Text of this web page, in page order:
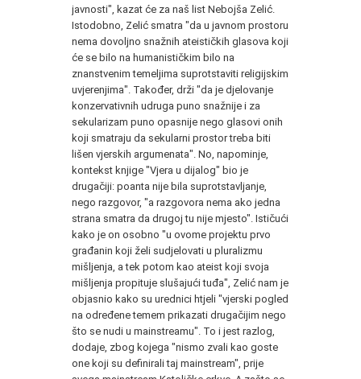
javnosti", kazat će za naš list Nebojša Zelić.
Istodobno, Zelić smatra "da u javnom prostoru
nema dovoljno snažnih ateističkih glasova koji
će se bilo na humanističkim bilo na
znanstvenim temeljima suprotstaviti religijskim
uvjerenjima". Također, drži "da je djelovanje
konzervativnih udruga puno snažnije i za
sekularizam puno opasnije nego glasovi onih
koji smatraju da sekularni prostor treba biti
lišen vjerskih argumenata". No, napominje,
kontekst knjige "Vjera u dijalog" bio je
drugačiji: poanta nije bila suprotstavljanje,
nego razgovor, "a razgovora nema ako jedna
strana smatra da drugoj tu nije mjesto". Ističući
kako je on osobno "u ovome projektu prvo
građanin koji želi sudjelovati u pluralizmu
mišljenja, a tek potom kao ateist koji svoja
mišljenja propituje slušajući tuđa", Zelić nam je
objasnio kako su urednici htjeli "vjerski pogled
na određene temem prikazati drugačijim nego
što se nudi u mainstreamu". To i jest razlog,
dodaje, zbog kojega "nismo zvali kao goste
one koji su definirali taj mainstream", prije